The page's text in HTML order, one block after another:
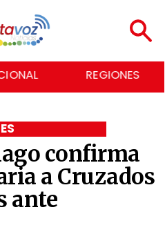
ECONOMÍA
confirma
a Cruzados
ante